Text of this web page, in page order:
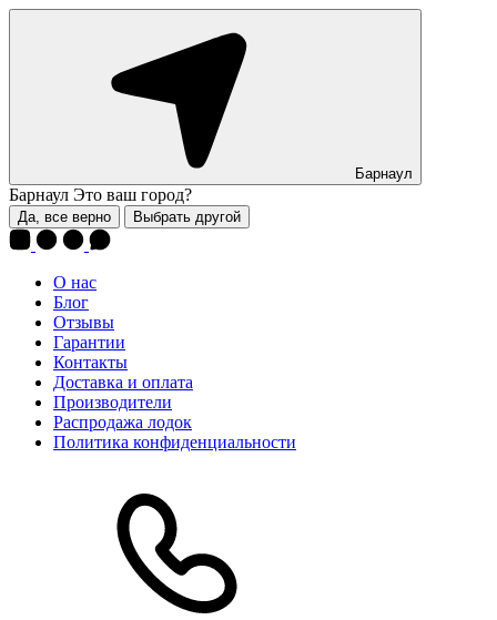
Барнаул
Барнаул Это ваш город?
Да, все верно Выбрать другой
О нас
Блог
Отзывы
Гарантии
Контакты
Доставка и оплата
Производители
Распродажа лодок
Политика конфиденциальности